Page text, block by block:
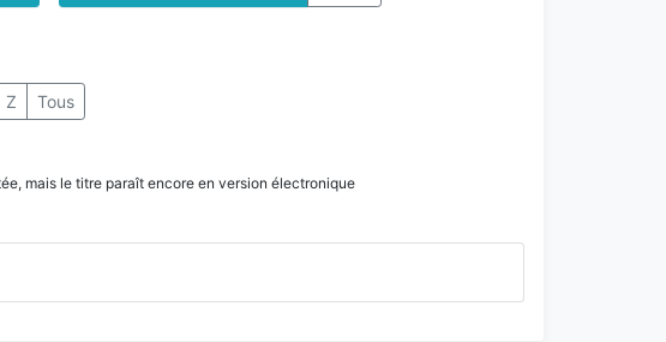
Z Tous
mais le titre paraît encore en version électronique